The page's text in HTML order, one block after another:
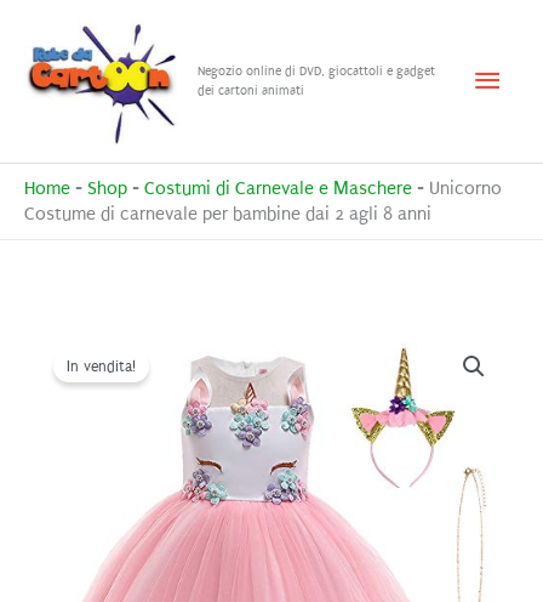
contenuto
Negozio online di DVD, giocattoli e gadget
dei cartoni animati
Menu
Home - Shop - Costumi di Carnevale e Maschere - Unicorno
Costume di carnevale per bambine dai 2 agli 8 anni
In vendita!